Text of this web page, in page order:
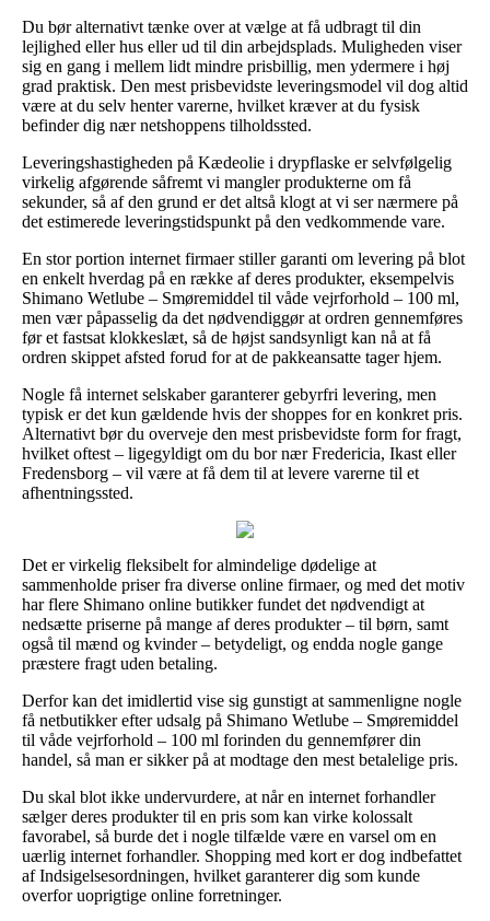
Du bør alternativt tænke over at vælge at få udbragt til din
lejlighed eller hus eller ud til din arbejdsplads. Muligheden viser
sig en gang i mellem lidt mindre prisbillig, men ydermere i høj
grad praktisk. Den mest prisbevidste leveringsmodel vil dog altid
være at du selv henter varerne, hvilket kræver at du fysisk
befinder dig nær netshoppens tilholdssted.
Leveringshastigheden på Kædeolie i drypflaske er selvfølgelig
virkelig afgørende såfremt vi mangler produkterne om få
sekunder, så af den grund er det altså klogt at vi ser nærmere på
det estimerede leveringstidspunkt på den vedkommende vare.
En stor portion internet firmaer stiller garanti om levering på blot
en enkelt hverdag på en række af deres produkter, eksempelvis
Shimano Wetlube – Smøremiddel til våde vejrforhold – 100 ml,
men vær påpasselig da det nødvendiggør at ordren gennemføres
før et fastsat klokkeslæt, så de højst sandsynligt kan nå at få
ordren skippet afsted forud for at de pakkeansatte tager hjem.
Nogle få internet selskaber garanterer gebyrfri levering, men
typisk er det kun gældende hvis der shoppes for en konkret pris.
Alternativt bør du overveje den mest prisbevidste form for fragt,
hvilket oftest – ligegyldigt om du bor nær Fredericia, Ikast eller
Fredensborg – vil være at få dem til at levere varerne til et
afhentningssted.
Det er virkelig fleksibelt for almindelige dødelige at
sammenholde priser fra diverse online firmaer, og med det motiv
har flere Shimano online butikker fundet det nødvendigt at
nedsætte priserne på mange af deres produkter – til børn, samt
også til mænd og kvinder – betydeligt, og endda nogle gange
præstere fragt uden betaling.
Derfor kan det imidlertid vise sig gunstigt at sammenligne nogle
få netbutikker efter udsalg på Shimano Wetlube – Smøremiddel
til våde vejrforhold – 100 ml forinden du gennemfører din
handel, så man er sikker på at modtage den mest betalelige pris.
Du skal blot ikke undervurdere, at når en internet forhandler
sælger deres produkter til en pris som kan virke kolossalt
favorabel, så burde det i nogle tilfælde være en varsel om en
uærlig internet forhandler. Shopping med kort er dog indbefattet
af Indsigelsesordningen, hvilket garanterer dig som kunde
overfor uoprigtige online forretninger.